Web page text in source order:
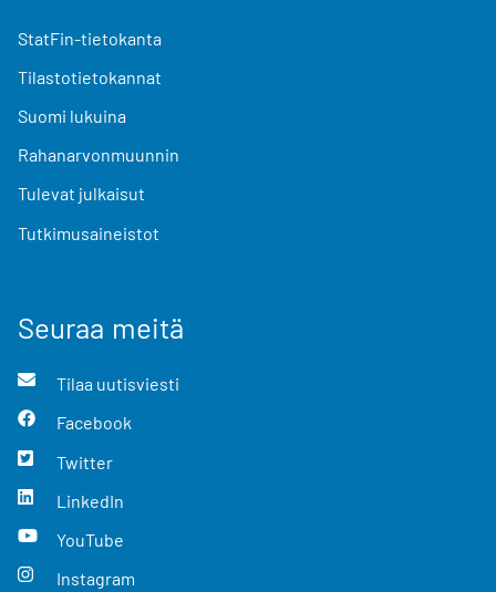
StatFin-tietokanta
Tilastotietokannat
Suomi lukuina
Rahanarvonmuunnin
Tulevat julkaisut
Tutkimusaineistot
Seuraa meitä
Tilaa uutisviesti
Facebook
Twitter
LinkedIn
YouTube
Instagram